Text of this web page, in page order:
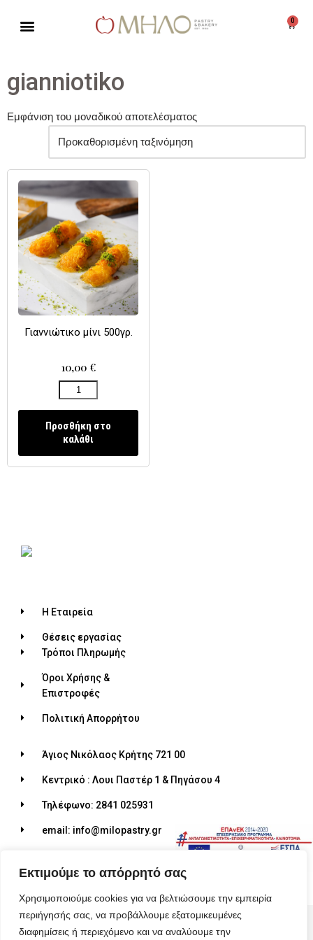
Εκτιμούμε το απόρρητό σας
Χρησιμοποιούμε cookies για να βελτιώσουμε την εμπειρία
περιήγησής σας, να προβάλλουμε εξατομικευμένες
διαφημίσεις ή περιεχόμενο και να αναλύουμε την
περιεχόμενο
0
gianniotiko
Εμφάνιση του μοναδικού αποτελέσματος
Γιαννιώτικο μίνι 500γρ.
10,00 €
Προσθήκη στο
καλάθι
Η Εταιρεία
Θέσεις εργασίας
Τρόποι Πληρωμής
Όροι Χρήσης &
Επιστροφές
Πολιτική Απορρήτου
Άγιος Νικόλαος Κρήτης 721 00
Κεντρικό : Λουι Παστέρ 1 & Πηγάσου 4
Τηλέφωνο: 2841 025931
email: info@milopastry.gr
© 2026 ALL RIGHTS RESERVED​